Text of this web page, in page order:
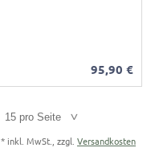
95,90 €
15 pro Seite
* inkl. MwSt., zzgl. Versandkosten